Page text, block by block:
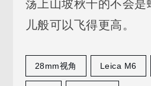
荡上山坡秋千的不会是
儿般可以飞得更高。
28mm视角 Leica M6